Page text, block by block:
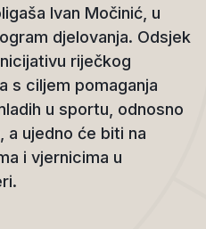
Ivan Močinić, u
djelovanja. Odsjek
riječkog
s ciljem pomaganja
u sportu, odnosno
a ujedno će biti na
i vjernicima u